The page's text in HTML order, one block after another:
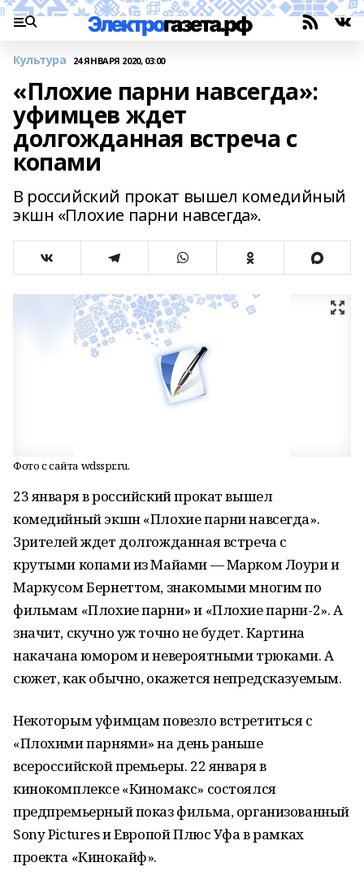
Культура 24 ЯНВАРЯ 2020, 03:00
«Плохие парни навсегда»:
уфимцев ждет
долгожданная встреча с
копами
В российский прокат вышел комедийный
экшн «Плохие парни навсегда».
Фото с сайта wdsspr.ru.
23 января в российский прокат вышел
комедийный экшн «Плохие парни навсегда».
Зрителей ждет долгожданная встреча с
крутыми копами из Майами — Марком Лоури и
Маркусом Бернеттом, знакомыми многим по
фильмам «Плохие парни» и «Плохие парни-2». А
значит, скучно уж точно не будет. Картина
накачана юмором и невероятными трюками. А
сюжет, как обычно, окажется непредсказуемым.
Некоторым уфимцам повезло встретиться с
«Плохими парнями» на день раньше
всероссийской премьеры. 22 января в
кинокомплексе «Киномакс» состоялся
предпремьерный показ фильма, организованный
Sony Pictures и Европой Плюс Уфа в рамках
проекта «Кинокайф».